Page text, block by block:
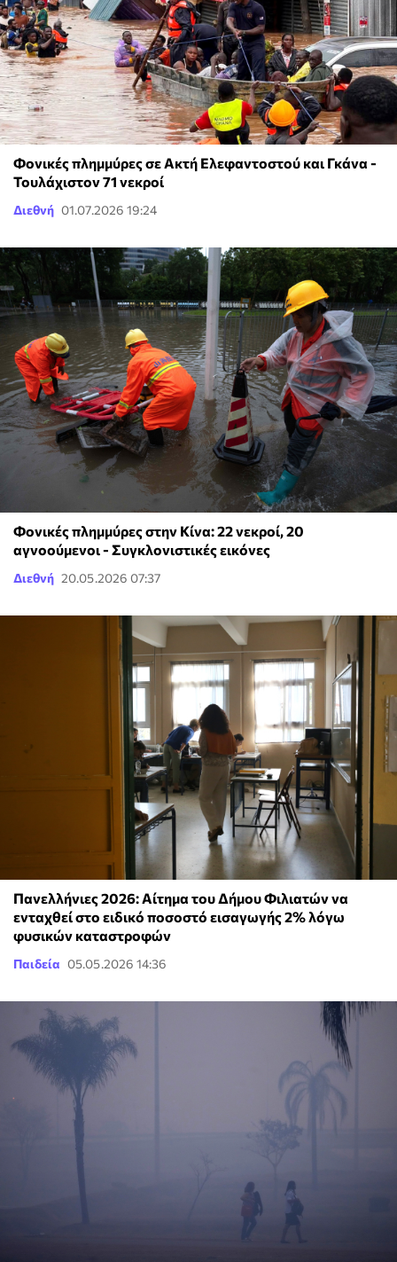
Φονικές πλημμύρες σε Ακτή Ελεφαντοστού και Γκάνα -
Τουλάχιστον 71 νεκροί
Διεθνή 01.07.2026 19:24
Φονικές πλημμύρες στην Κίνα: 22 νεκροί, 20
αγνοούμενοι - Συγκλονιστικές εικόνες
Διεθνή 20.05.2026 07:37
Πανελλήνιες 2026: Αίτημα του Δήμου Φιλιατών να
ενταχθεί στο ειδικό ποσοστό εισαγωγής 2% λόγω
φυσικών καταστροφών
Παιδεία 05.05.2026 14:36